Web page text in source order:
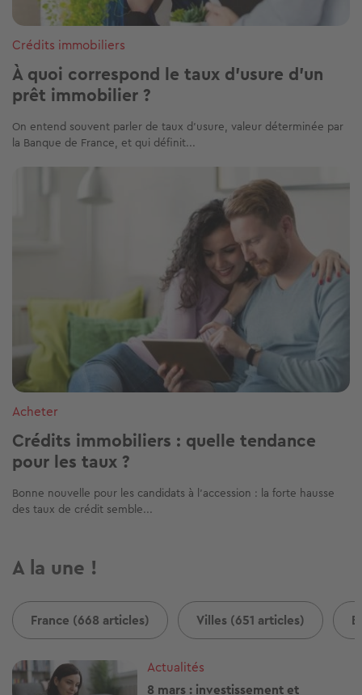
Crédits immobiliers
À quoi correspond le taux d'usure d'un
prêt immobilier ?
On entend souvent parler de taux d’usure, valeur déterminée par
la Banque de France, et qui définit...
Acheter
Crédits immobiliers : quelle tendance
pour les taux ?
Bonne nouvelle pour les candidats à l’accession : la forte hausse
des taux de crédit semble...
A la une !
France (668 articles) Villes (651 articles)
Image
Actualités
8 mars : investissement et